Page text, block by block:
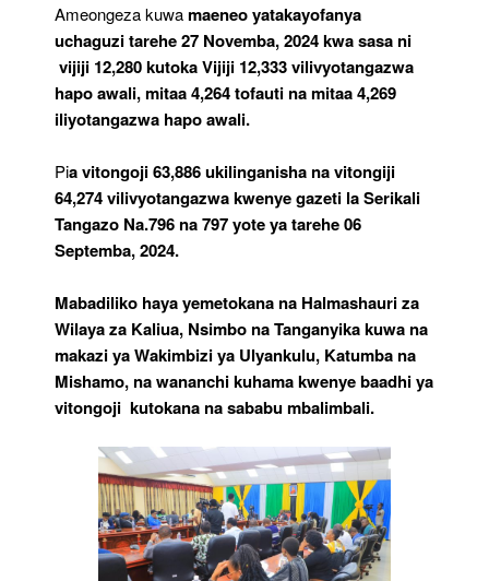
Ameongeza kuwamaeneo yatakayofanya
uchaguzi tarehe 27 Novemba, 2024 kwa sasa ni
vijiji 12,280 kutoka Vijiji 12,333 vilivyotangazwa
hapo awali, mitaa 4,264 tofauti na mitaa 4,269
iliyotangazwa hapo awali.
Pia vitongoji 63,886 ukilinganisha na vitongiji
64,274 vilivyotangazwa kwenye gazeti la Serikali
Tangazo Na.796 na 797 yote ya tarehe 06
Septemba, 2024.
Mabadiliko haya yemetokana na Halmashauri za
Wilaya za Kaliua, Nsimbo na Tanganyika kuwa na
makazi ya Wakimbizi ya Ulyankulu, Katumba na
Mishamo, na wananchi kuhama kwenye baadhi ya
vitongoji kutokana na sababu mbalimbali.